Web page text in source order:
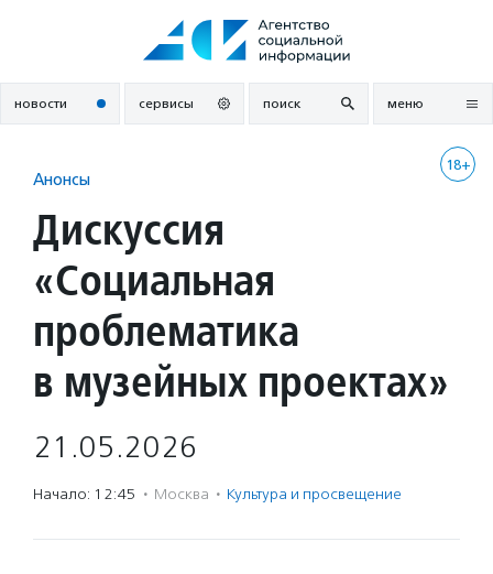
новости сервисы поиск меню
18+
Анонсы
Дискуссия
«Социальная
проблематика
в музейных проектах»
21.05.2026
Начало: 12:45 · Москва · Культура и просвещение